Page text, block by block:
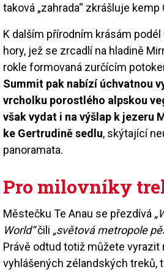
taková „zahrada“ zkrášluje kemp
K dalším přírodním krásám
hory, jež se zrcadlí na hladině
rokle formovaná zurčícím
Summit pak nabízí úchvatnou
vrcholku porostlého alpskou
však vydat i na výšlap k jezeru
ke Gertrudině sedlu, skýtající
panoramata.
Pro milovníky
Městečku Te Anau se přezdívá
World“čili „světová metropole
Právě odtud totiž můžete vyrazit
vyhlášených zélandských treků,